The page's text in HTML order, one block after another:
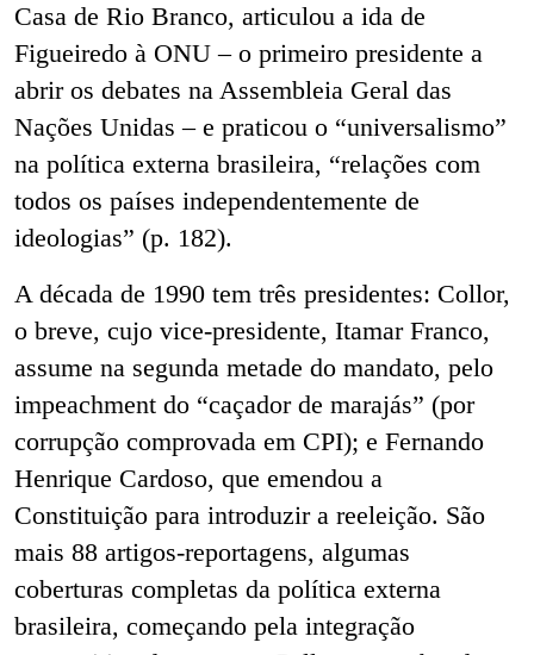
Casa de Rio Branco, articulou a ida de
Figueiredo à ONU – o primeiro presidente a
abrir os debates na Assembleia Geral das
Nações Unidas – e praticou o “universalismo”
na política externa brasileira, “relações com
todos os países independentemente de
ideologias” (p. 182).
A década de 1990 tem três presidentes: Collor,
o breve, cujo vice-presidente, Itamar Franco,
assume na segunda metade do mandato, pelo
impeachment do “caçador de marajás” (por
corrupção comprovada em CPI); e Fernando
Henrique Cardoso, que emendou a
Constituição para introduzir a reeleição. São
mais 88 artigos-reportagens, algumas
coberturas completas da política externa
brasileira, começando pela integração